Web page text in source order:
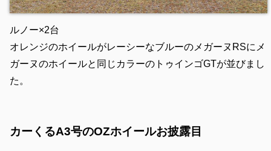
ルノー×2台
オレンジのホイールがレーシーなブルーのメガーヌRSにメ
ガーヌのホイールと同じカラーのトゥインゴGTが並びまし
た。
カーくるA3号のOZホイールお披露目